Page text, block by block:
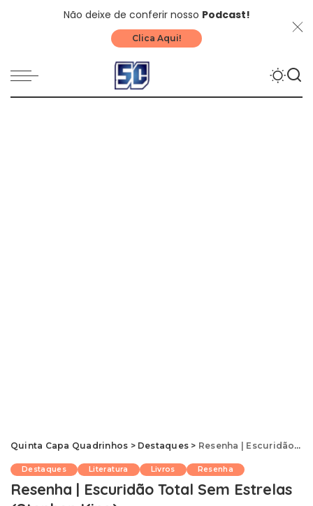
Não deixe de conferir nosso Podcast!
Clica Aqui!
Quinta Capa Quadrinhos > Destaques > Resenha | Escuridão Total Sem Estrelas (Stephen King)
Destaques Literatura Livros Resenha
Resenha | Escuridão Total Sem Estrelas